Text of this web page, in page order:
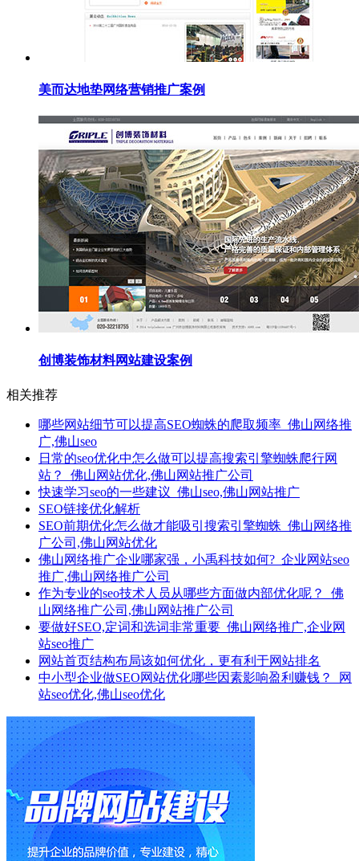
美而达地垫网络营销推广案例
创博装饰材料网站建设案例
相关推荐
哪些网站细节可以提高SEO蜘蛛的爬取频率_佛山网络推
广,佛山seo
日常的seo优化中怎么做可以提高搜索引擎蜘蛛爬行网
站？_佛山网站优化,佛山网站推广公司
快速学习seo的一些建议_佛山seo,佛山网站推广
SEO链接优化解析
SEO前期优化怎么做才能吸引搜索引擎蜘蛛_佛山网络推
广公司,佛山网站优化
佛山网络推广企业哪家强，小禹科技如何?_企业网站seo
推广,佛山网络推广公司
作为专业的seo技术人员从哪些方面做内部优化呢？_佛
山网络推广公司,佛山网站推广公司
要做好SEO,定词和选词非常重要_佛山网络推广,企业网
站seo推广
网站首页结构布局该如何优化，更有利于网站排名
中小型企业做SEO网站优化哪些因素影响盈利赚钱？_网
站seo优化,佛山seo优化